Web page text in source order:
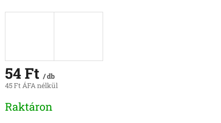
54 Ft / db
45 Ft ÁFA nélkül
Raktáron